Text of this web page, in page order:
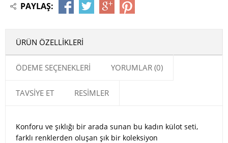
PAYLAŞ:
ÜRÜN ÖZELLIKLERI
ÖDEME SEÇENEKLERI YORUMLAR (0)
TAVSIYE ET RESIMLER
Konforu ve şıklığı bir arada sunan bu kadın külot seti,
farklı renklerden oluşan şık bir koleksiyon